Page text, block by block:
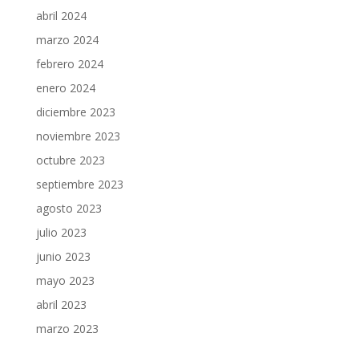
abril 2024
marzo 2024
febrero 2024
enero 2024
diciembre 2023
noviembre 2023
octubre 2023
septiembre 2023
agosto 2023
julio 2023
junio 2023
mayo 2023
abril 2023
marzo 2023